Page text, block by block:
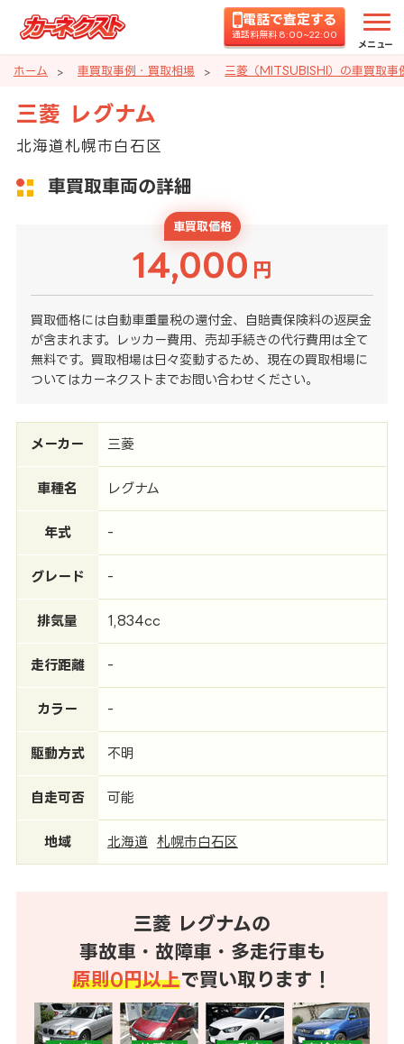
電話で査定する
通話料無料 8:00~22:00
メニュー
ホーム 車買取事例・買取相場 三菱（MITSUBISHI）の車買取事
三菱 レグナム
北海道札幌市白石区
車買取車両の詳細
車買取価格
14,000 円
買取価格には自動車重量税の還付金、自賠責保険料の返戻金
が含まれます。レッカー費用、売却手続きの代行費用は全て
無料です。買取相場は日々変動するため、現在の買取相場に
ついてはカーネクストまでお問い合わせください。
メーカー 三菱
車種名 レグナム
年式 -
グレード -
排気量 1,834cc
走行距離 -
カラー -
駆動方式 不明
自走可否 可能
地域 北海道 札幌市白石区
三菱 レグナムの
事故車・故障車・多走行車も
原則0円以上で買い取ります！